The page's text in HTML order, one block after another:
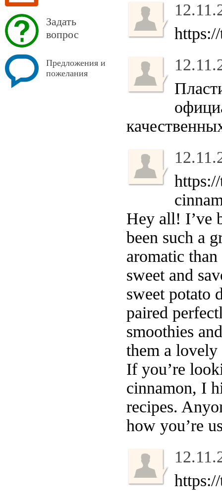
Задать
вопрос
Предложения и
пожелания
Hey all! I’ve
been such a
aromatic
sweet and
sweet potato
paired
smoothies
them a
If you’re
cinnamon, I
recipes.
how you’re